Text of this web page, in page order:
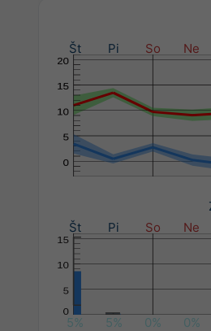
Št Pi So Ne
Št
Pi So Ne
5% 5% 0% 0%